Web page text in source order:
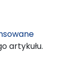
artykułu.